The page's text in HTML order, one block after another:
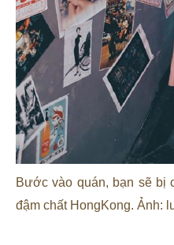
Bước vào quán, bạn sẽ bị
đậm chất HongKong. Ảnh: